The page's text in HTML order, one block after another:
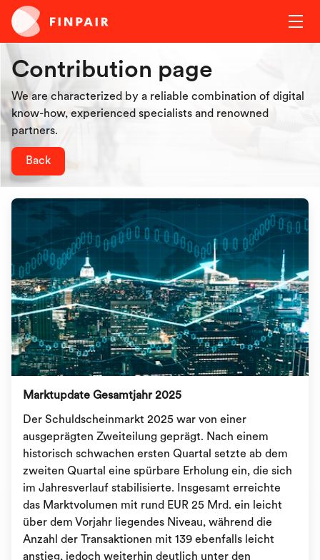
Contribution page
We are characterized by a reliable combination of digital
know-how, experienced specialists and renowned
partners.
Back
Marktupdate Gesamtjahr 2025
Der Schuldscheinmarkt 2025 war von einer
ausgeprägten Zweiteilung geprägt. Nach einem
historisch schwachen ersten Quartal setzte ab dem
zweiten Quartal eine spürbare Erholung ein, die sich
im Jahresverlauf stabilisierte. Insgesamt erreichte
das Marktvolumen mit rund EUR 25 Mrd. ein leicht
über dem Vorjahr liegendes Niveau, während die
Anzahl der Transaktionen mit 139 ebenfalls leicht
anstieg, jedoch weiterhin deutlich unter den